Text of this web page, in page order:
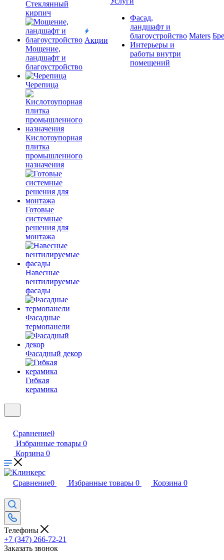
Cтеклянный
кирпич
Мощение,
ландшафт и
благоустройство
Черепица
Кислотоупорная
плитка
промышленного
назначения
Готовые
системные
решения для
монтажа
Навесные
вентилируемые
фасады
Фасадные
термопанели
Фасадный декор
Гибкая
керамика
Акции
Фасад,
ландшафт и
благоустройство
Интерьеры и
работы внутри
помещений
Maters
Сравнение0
Избранные товары 0
Корзина 0
Сравнение0 Избранные товары 0 Корзина 0
Телефоны
+7 (347) 266-72-21
Заказать звонок